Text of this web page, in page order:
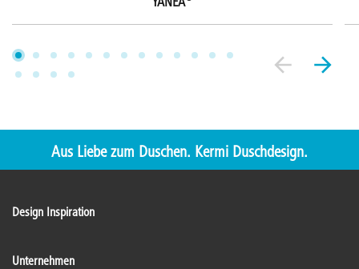
YANEA
Aus Liebe zum Duschen. Kermi Duschdesign.
Design Inspiration
Unternehmen